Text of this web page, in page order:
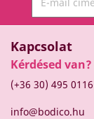
Kapcsolat
Kérdésed
(+36 30) 495 0116
info@bodico.hu